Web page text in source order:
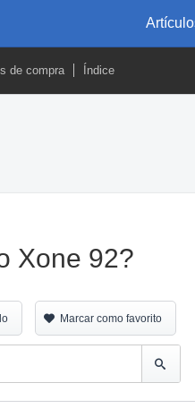
de compra Índice
Xone 92?
Marcar como favorito